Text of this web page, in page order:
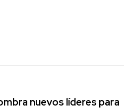
nuevos líderes para